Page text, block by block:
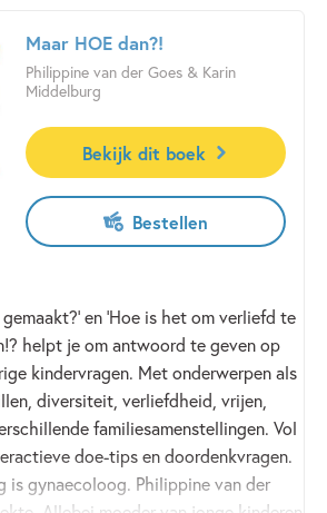
Maar HOE dan?!
Philippine van der Goes & Karin
Middelburg
Bekijk dit boek
Bestellen
gemaakt?’ en ‘Hoe is het om verliefd te
helpt je om antwoord te geven op
kindervragen. Met onderwerpen als
diversiteit, verliefdheid, vrijen,
familiesamenstellingen. Vol
doe-tips en doordenkvragen.
is gynaecoloog. Philippine van der